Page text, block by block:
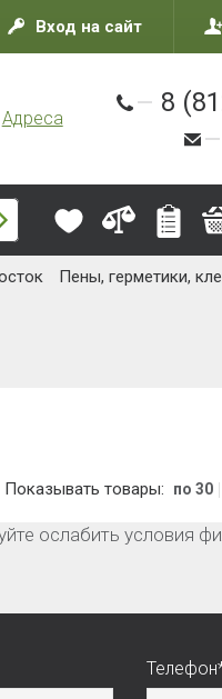
Вход на сайт
Адреса
8
Пены, герметики,
Показывать товары: по 30
ослабить условия